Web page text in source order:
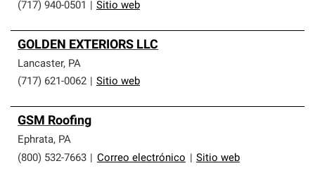
(717) 940-0501
Sitio web
GOLDEN EXTERIORS LLC
Lancaster, PA
(717) 621-0062
Sitio web
GSM Roofing
Ephrata, PA
(800) 532-7663
Correo electrónico Sitio web